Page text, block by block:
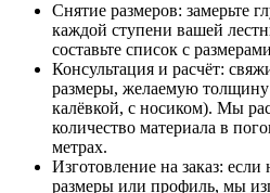
Снятие размеров: замерьте
каждой ступени вашей
составьте список с
Консультация и расчёт:
размеры, желаемую
калёвкой, с носиком). Мы
количество материала в
метрах.
Изготовление на заказ:
размеры или профиль, мы